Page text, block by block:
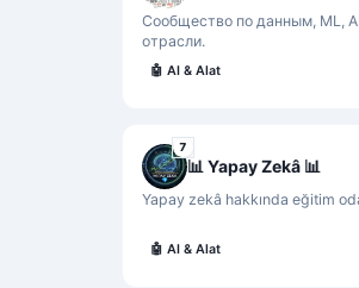
Сообщество по данным, ML,
отрасли.
🤖 AI & Alat
7
📊️ Yapay Zekâ 📊
Yapay zekâ hakkında eğitim
🤖 AI & Alat